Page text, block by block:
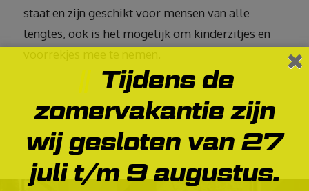
staat en zijn geschikt voor mensen van alle
lengtes, ook is het mogelijk om kinderzitjes en
Tijdens de
zomervakantie zijn
wij gesloten van 27
juli t/m 9 augustus.